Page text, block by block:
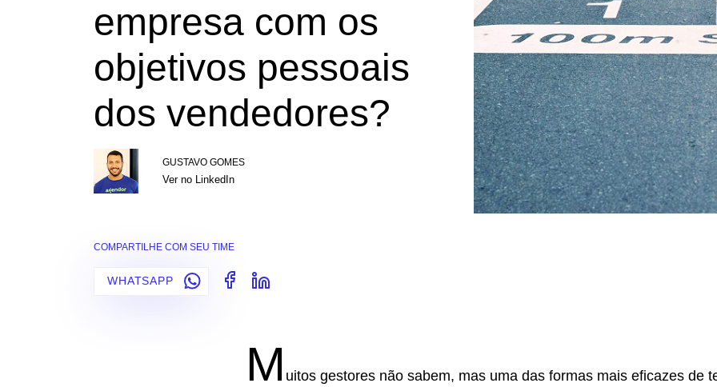
empresa com os
objetivos pessoais
dos vendedores?
GUSTAVO GOMES
Ver no LinkedIn
COMPARTILHE COM SEU TIME
WHATSAPP
M uitos gestores não sabem, mas uma das formas mais eficazes de